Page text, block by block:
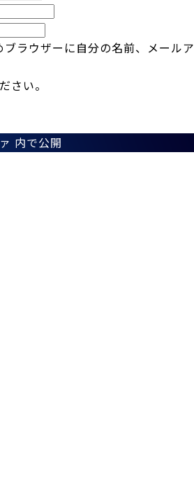
ラウザーに自分の名前、メール
さい。
内で公開